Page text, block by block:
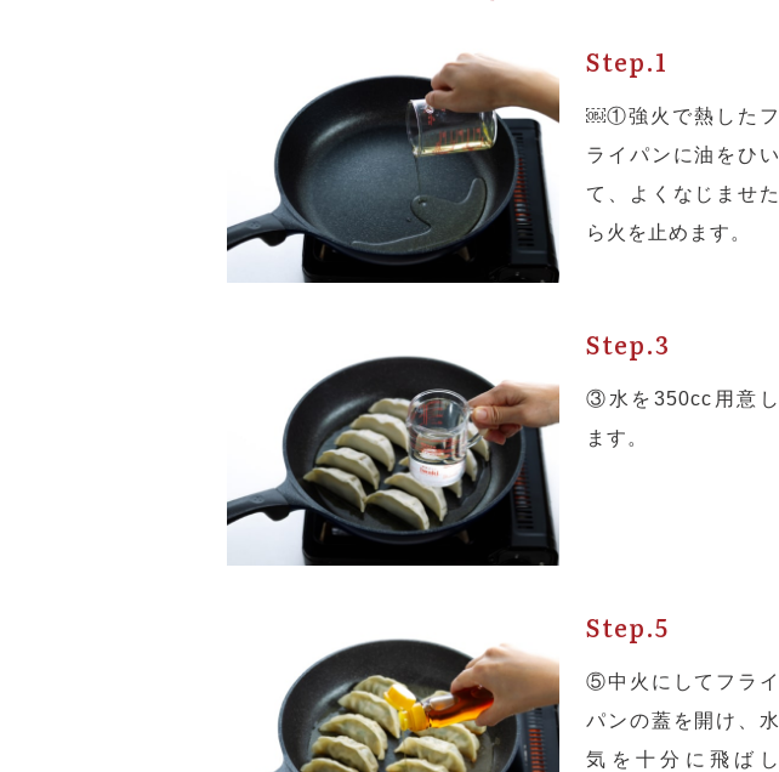
Step.1
￼①強火で熱したフ
ライパンに油をひい
て、よくなじませた
ら火を止めます。
Step.3
③水を350cc用意し
ます。
Step.5
⑤中火にしてフライ
パンの蓋を開け、水
気を十分に飛ばし